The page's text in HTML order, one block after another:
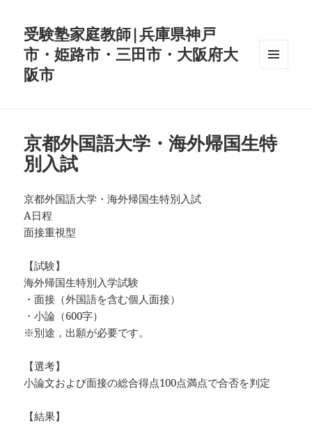
受験塾家庭教師|兵庫県神戸
市・姫路市・三田市・大阪府大
阪市
京都外国語大学・海外帰国生特
別入試
京都外国語大学・海外帰国生特別入試
A日程
面接重視型
【試験】
海外帰国生特別入学試験
・面接（外国語を含む個人面接）
・小論（600字）
※別途，出願が必要です。
【選考】
小論文および面接の総合得点100点満点で合否を判定
【結果】